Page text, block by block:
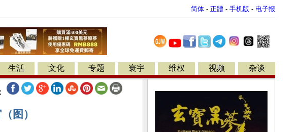
简体 - 正體 - 手机版 - 电子报
生活 文化 专题 寰宇 维权 视频 杂谈
图）